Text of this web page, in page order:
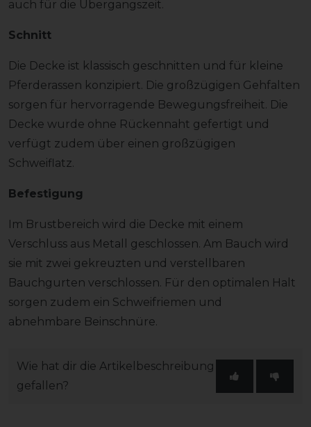
auch für die Übergangszeit.
Schnitt
Die Decke ist klassisch geschnitten und für kleine
Pferderassen konzipiert. Die großzügigen Gehfalten
sorgen für hervorragende Bewegungsfreiheit. Die
Decke wurde ohne Rückennaht gefertigt und
verfügt zudem über einen großzügigen
Schweiflatz.
Befestigung
Im Brustbereich wird die Decke mit einem
Verschluss aus Metall geschlossen. Am Bauch wird
sie mit zwei gekreuzten und verstellbaren
Bauchgurten verschlossen. Für den optimalen Halt
sorgen zudem ein Schweifriemen und
abnehmbare Beinschnüre.
Wie hat dir die Artikelbeschreibung
gefallen?